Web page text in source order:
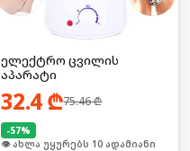
ელექტრო ცვილის
აპარატი
32.4₾75.46₾
-57%
🛒 ბოლო 24სთ-ში იყიდა 15-მა